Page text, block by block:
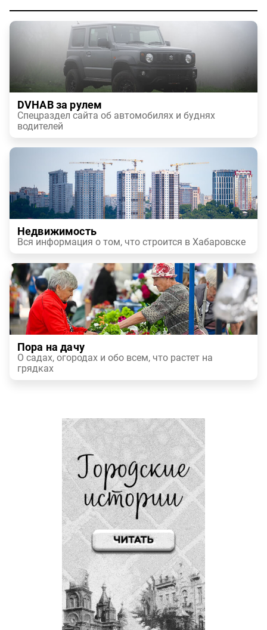
DVHAB за рулем
Спецраздел сайта об автомобилях и буднях
водителей
Недвижимость
Вся информация о том, что строится в Хабаровске
Пора на дачу
О садах, огородах и обо всем, что растет на
грядках